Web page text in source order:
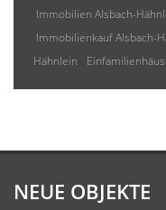
Immobilien Alsbach-
Immobilienkauf Alsbach-
Hähnlein
NEUE OBJEKTE